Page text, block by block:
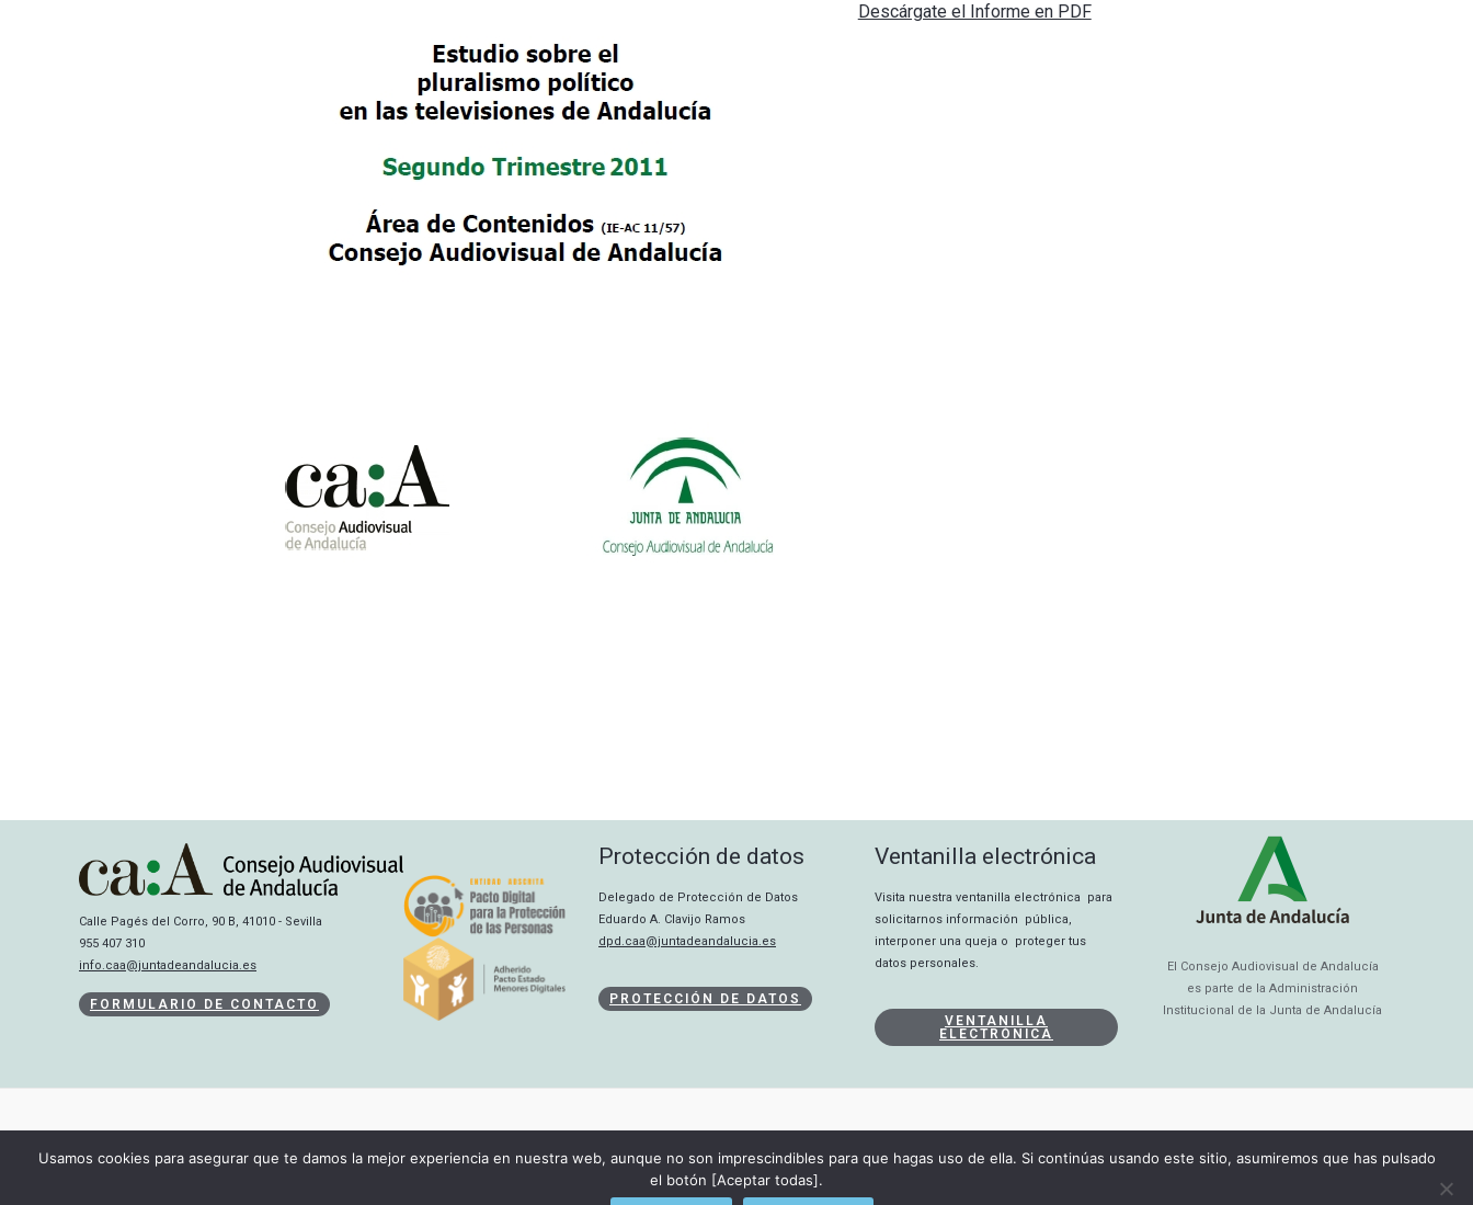
Descárgate el Informe en PDF
Calle Pagés del Corro, 90 B, 41010 - Sevilla
955 407 310
info.caa@juntadeandalucia.es
FORMULARIO DE CONTACTO
Protección de datos
Delegado de Protección de Datos
Eduardo A. Clavijo Ramos
dpd.caa@juntadeandalucia.es
PROTECCIÓN DE DATOS
Ventanilla electrónica
Visita nuestra ventanilla electrónica para
solicitarnos información pública,
interponer una queja o proteger tus
datos personales.
VENTANILLA
ELECTRÓNICA
El Consejo Audiovisual de Andalucía
es parte de la Administración
Institucional de la Junta de Andalucía
CANAL INTERNO
DECLARACIÓN DE ACCESIBILIDAD
Copyright © 2026 Consejo Audiovisual de Andalucía
Usamos cookies para asegurar que te damos la mejor experiencia en nuestra web, aunque no son imprescindibles para que hagas uso de ella. Si continúas usando este sitio, asumiremos que has pulsado
el botón [Aceptar todas].